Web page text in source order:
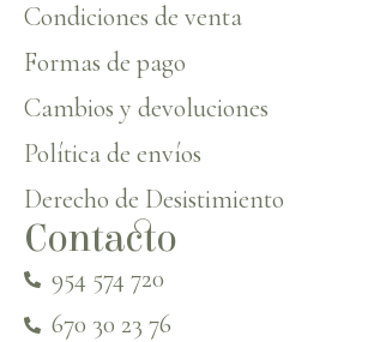
Condiciones de venta
Formas de pago
Cambios y devoluciones
Política de envíos
Derecho de Desistimiento
Contacto
954 574 720
670 30 23 76